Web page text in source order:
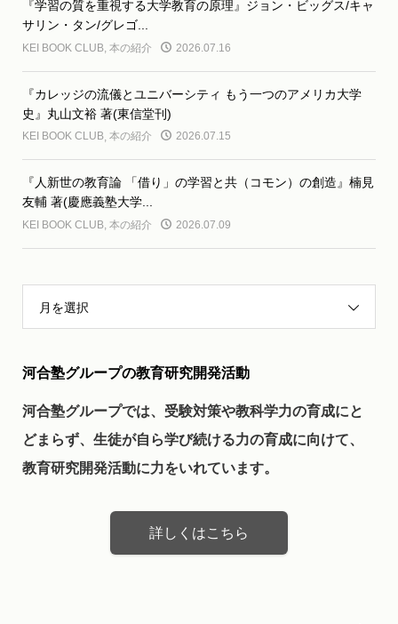
『学習の質を重視する大学教育の原理』ジョン・ビッグス/キャ
サリン・タン/グレゴ...
KEI BOOK CLUB, 本の紹介 2026.07.16
『カレッジの流儀とユニバーシティ もう一つのアメリカ大学
史』丸山文裕 著(東信堂刊)
KEI BOOK CLUB, 本の紹介 2026.07.15
『人新世の教育論 「借り」の学習と共（コモン）の創造』楠見
友輔 著(慶應義塾大学...
KEI BOOK CLUB, 本の紹介 2026.07.09
月を選択
河合塾グループの教育研究開発活動
河合塾グループでは、受験対策や教科学力の育成にと
どまらず、生徒が自ら学び続ける力の育成に向けて、
教育研究開発活動に力をいれています。
詳しくはこちら